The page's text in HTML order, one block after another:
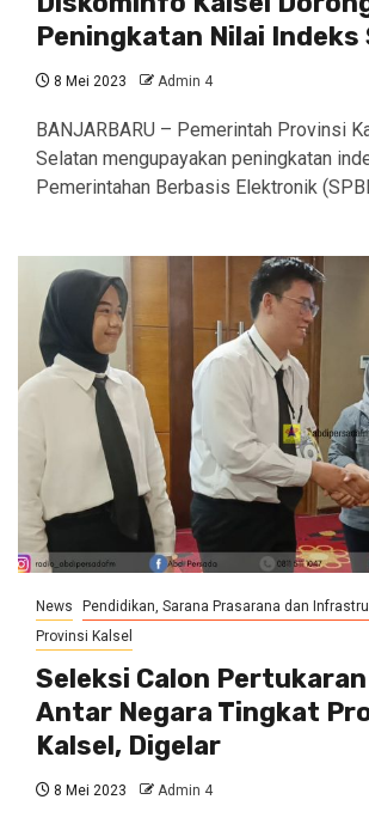
Peningkatan Nilai Indeks
8 Mei 2023 Admin 4
BANJARBARU – Pemerintah Provinsi
Selatan mengupayakan peningkatan
Pemerintahan Berbasis Elektronik
News
Pendidikan, Sarana Prasarana dan
Provinsi Kalsel
Seleksi Calon
Antar Negara Tingkat
Kalsel, Digelar
8 Mei 2023 Admin 4